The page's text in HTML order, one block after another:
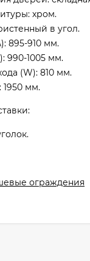
хром.
в угол.
895-910 мм.
990-1005 мм.
(W): 810 мм.
1950 мм.
ограждения